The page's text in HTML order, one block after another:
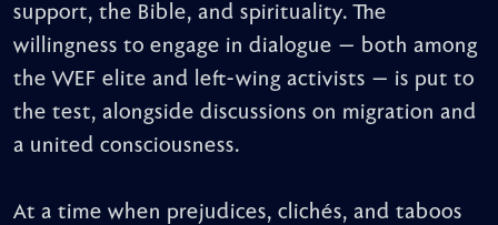
support, the Bible, and spirituality. The
willingness to engage in dialogue — both among
the WEF elite and left-wing activists — is put to
the test, alongside discussions on migration and
a united consciousness.
At a time when prejudices, clichés, and taboos